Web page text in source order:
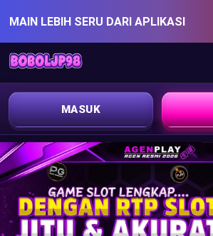
MAIN LEBIH SERU DARI APLIKASI
MASUK